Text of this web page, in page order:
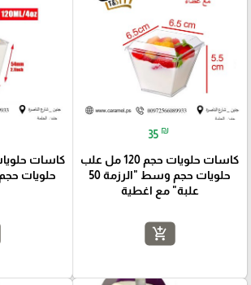
35 ₪
كاسات حلويات حجم 120 مل علب
حلويات حجم وسط "الرزمة 50
علبة" مع اغطية
add_shopping_cart